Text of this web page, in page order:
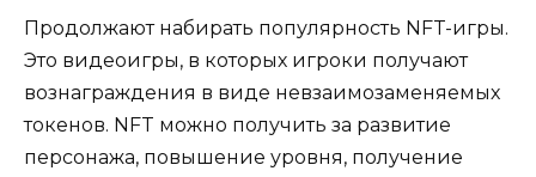
Продолжают набирать популярность NFT-игры.
Это видеоигры, в которых игроки получают
вознаграждения в виде невзаимозаменяемых
токенов. NFT можно получить за развитие
персонажа, повышение уровня, получение